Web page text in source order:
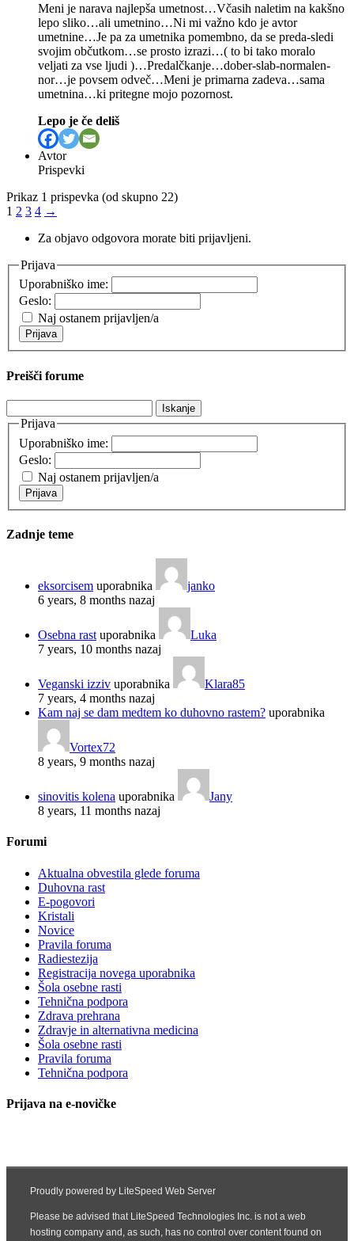
Meni je narava najlepša umetnost…Včasih naletim na kakšno
lepo sliko…ali umetnino…Ni mi važno kdo je avtor
umetnine…Je pa za umetnika pomembno, da se preda-sledi
svojim občutkom…se prosto izrazi…( to bi tako moralo
veljati za vse ljudi )…Predalčkanje…dober-slab-normalen-
nor…je povsem odveč…Meni je primarna zadeva…sama
umetnina…ki pritegne mojo pozornost.
Lepo je če deliš
Avtor
Prispevki
Prikaz 1 prispevka (od skupno 22)
1 2 3 4 →
Za objavo odgovora morate biti prijavljeni.
Prijava
Uporabniško ime:
Geslo:
Naj ostanem prijavljen/a
Prijava
Preišči forume
Prijava
Uporabniško ime:
Geslo:
Naj ostanem prijavljen/a
Prijava
Zadnje teme
eksorcisem uporabnika
janko
6 years, 8 months nazaj
Osebna rast uporabnika
Luka
7 years, 10 months nazaj
Veganski izziv uporabnika
Klara85
7 years, 4 months nazaj
Kam naj se dam medtem ko duhovno rastem? uporabnika
Vortex72
8 years, 9 months nazaj
sinovitis kolena uporabnika
Jany
8 years, 11 months nazaj
Forumi
Aktualna obvestila glede foruma
Duhovna rast
E-pogovori
Kristali
Novice
Pravila foruma
Radiestezija
Registracija novega uporabnika
Šola osebne rasti
Tehnična podpora
Zdrava prehrana
Zdravje in alternativna medicina
Šola osebne rasti
Pravila foruma
Tehnična podpora
Prijava na e-novičke